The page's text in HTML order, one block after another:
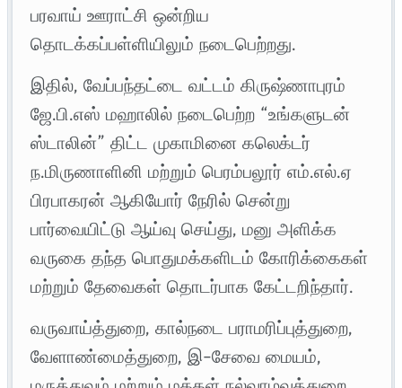
பரவாய் ஊராட்சி ஒன்றிய
தொடக்கப்பள்ளியிலும் நடைபெற்றது.
இதில், வேப்பந்தட்டை வட்டம் கிருஷ்ணாபுரம்
ஜே.பி.எஸ் மஹாலில் நடைபெற்ற “உங்களுடன்
ஸ்டாலின்” திட்ட முகாமினை கலெக்டர்
ந.மிருணாளினி மற்றும் பெரம்பலூர் எம்.எல்.ஏ
பிரபாகரன் ஆகியோர் நேரில் சென்று
பார்வையிட்டு ஆய்வு செய்து, மனு அளிக்க
வருகை தந்த பொதுமக்களிடம் கோரிக்கைகள்
மற்றும் தேவைகள் தொடர்பாக கேட்டறிந்தார்.
வருவாய்த்துறை, கால்நடை பராமரிப்புத்துறை,
வேளாண்மைத்துறை, இ-சேவை மையம்,